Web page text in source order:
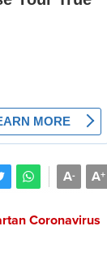
A+
A-
Coronavirus